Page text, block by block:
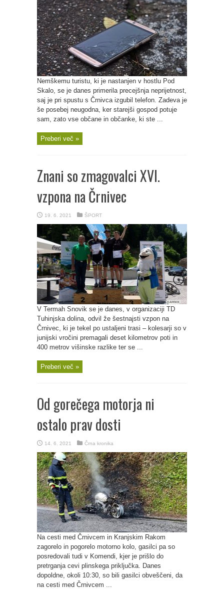
Nemškemu turistu, ki je nastanjen v hostlu Pod
Skalo, se je danes primerila precejšnja neprijetnost,
saj je pri spustu s Črnivca izgubil telefon. Zadeva je
še posebej neugodna, ker starejši gospod potuje
sam, zato vse občane in občanke, ki ste ...
Preberi več »
Znani so zmagovalci XVI.
vzpona na Črnivec
19. 6. 2021 ŠPORT
V Termah Snovik se je danes, v organizaciji TD
Tuhinjska dolina, odvil že šestnajsti vzpon na
Črnivec, ki je tekel po ustaljeni trasi – kolesarji so v
junijski vročini premagali deset kilometrov poti in
400 metrov višinske razlike ter se ...
Preberi več »
Od gorečega motorja ni
ostalo prav dosti
14. 6. 2021 Črna kronika
Na cesti med Črnivcem in Kranjskim Rakom
zagorelo in pogorelo motorno kolo, gasilci pa so
posredovali tudi v Komendi, kjer je prišlo do
pretrganja cevi plinskega priključka. Danes
dopoldne, okoli 10:30, so bili gasilci obveščeni, da
na cesti med Črnivcem ...